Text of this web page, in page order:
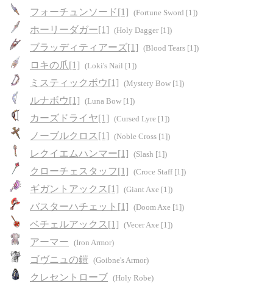
フォーチュンソード[1] (Fortune Sword [1])
ホーリーダガー[1] (Holy Dagger [1])
ブラッディティアーズ[1] (Blood Tears [1])
ロキの爪[1] (Loki's Nail [1])
ミスティックボウ[1] (Mystery Bow [1])
ルナボウ[1] (Luna Bow [1])
カーズドライヤ[1] (Cursed Lyre [1])
ノーブルクロス[1] (Noble Cross [1])
レクイエムハンマー[1] (Slash [1])
クローチェスタッフ[1] (Croce Staff [1])
ギガントアックス[1] (Giant Axe [1])
バスターハチェット[1] (Doom Axe [1])
ベチェルアックス[1] (Vecer Axe [1])
アーマー (Iron Armor)
ゴヴニュの鎧 (Goibne's Armor)
クレセントローブ (Holy Robe)